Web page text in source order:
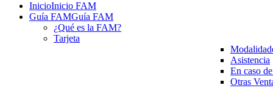
InicioInicio FAM
Guía FAMGuía FAM
¿Qué es la FAM?
Tarjeta
Asistencia
En caso
Otras